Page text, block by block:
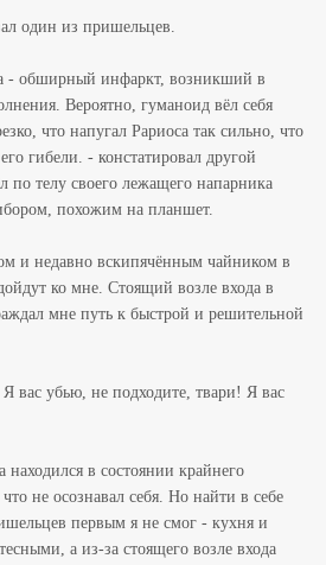
один из пришельцев.
- обширный инфаркт, возникший в
Вероятно, гуманоид вёл себя
что напугал Рариоса так сильно, что
гибели. - констатировал другой
по телу своего лежащего напарника
похожим на планшет.
и недавно вскипячённым чайником в
ко мне. Стоящий возле входа в
мне путь к быстрой и решительной
вас убью, не подходите, твари! Я вас
в состоянии крайнего
не осознавал себя. Но найти в себе
первым я не смог - кухня и
а из-за стоящего возле входа